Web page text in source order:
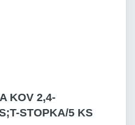
KOV 2,4-
STOPKA/5 KS